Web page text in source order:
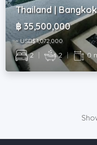
Thailand | Bangkok
฿ 35,500,000
~ USD$ 1,072,000
2 | 2 | 0